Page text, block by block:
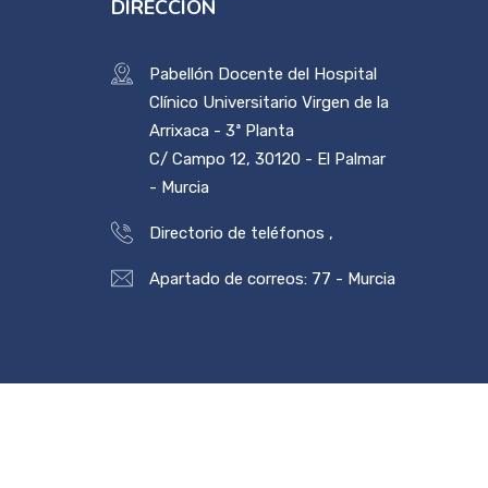
DIRECCIÓN
Pabellón Docente del Hospital
Clínico Universitario Virgen de la
Arrixaca - 3ª Planta
C/ Campo 12, 30120 - El Palmar
- Murcia
Directorio de teléfonos ,
Apartado de correos: 77 - Murcia